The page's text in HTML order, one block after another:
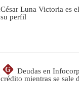
César Luna Victoria es
su perfil
G
Deudas en
crédito mientras se sale